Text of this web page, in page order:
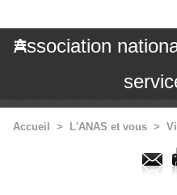
Association
Accueil > L'ANAS et vous >